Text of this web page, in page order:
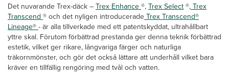
Det nuvarande Trex-däck – Trex Enhance ®, Trex Select ®, Trex
Transcend ® och det nyligen introducerade Trex Transcend®
Lineage® - är alla tillverkade med ett patentskyddat, ultrahållbart
yttre skal. Förutom förbättrad prestanda ger denna teknik förbättrad
estetik, vilket ger rikare, långvariga färger och naturliga
träkornmönster, och gör det också lättare att underhåll vilket bara
kräver en tillfällig rengöring med tvål och vatten.